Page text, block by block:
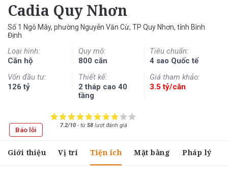
Cadia Quy Nhơn
Số 1 Ngô Mây, phường Nguyễn Văn Cừ, TP Quy Nhơn, tỉnh Bình
Định
Loại hình:
Căn hộ
Quy mô:
800 căn
Tiêu chuẩn:
4 sao Quốc tế
Vốn đầu tư:
126 tỷ
Thiết kế:
2 tháp cao 40
tầng
Giá tham khảo:
3.5 tỷ/căn
Báo lỗi
7.2/10 - từ 58 lượt đánh giá
Giới thiệu Vị trí Tiện ích Mặt bằng Pháp lý